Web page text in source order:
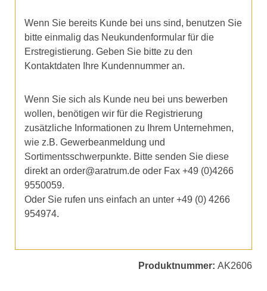
Wenn Sie bereits Kunde bei uns sind, benutzen Sie
bitte einmalig das Neukundenformular für die
Erstregistierung. Geben Sie bitte zu den
Kontaktdaten Ihre Kundennummer an.
Wenn Sie sich als Kunde neu bei uns bewerben
wollen, benötigen wir für die Registrierung
zusätzliche Informationen zu Ihrem Unternehmen,
wie z.B. Gewerbeanmeldung und
Sortimentsschwerpunkte. Bitte senden Sie diese
direkt an order@aratrum.de oder Fax +49 (0)4266
9550059.
Oder Sie rufen uns einfach an unter +49 (0) 4266
954974.
Produktnummer: AK2606